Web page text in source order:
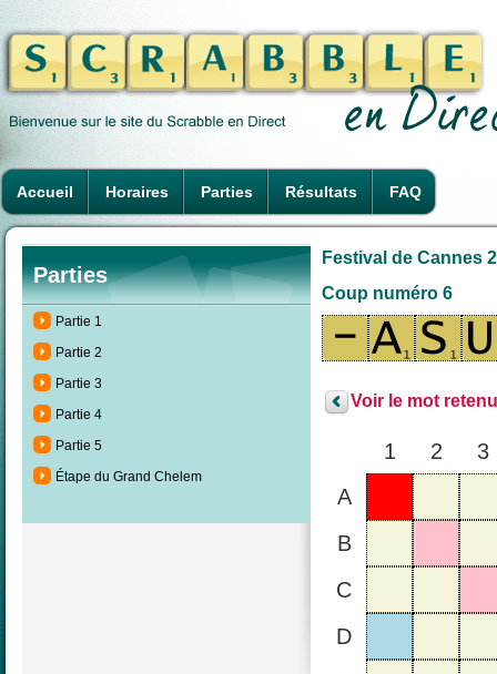
Accueil Horaires Parties Résultats FAQ
Parties
Partie 1
Partie 2
Partie 3
Partie 4
Partie 5
Étape du Grand Chelem
Festival de Cannes
Coup numéro 6
Voir le mot
1 2
3
A
B
C
D